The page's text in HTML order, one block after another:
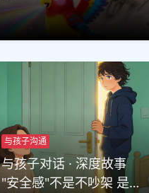
与孩子沟通
与孩子对话 · 深度故事
"安全感"不是不吵架 是